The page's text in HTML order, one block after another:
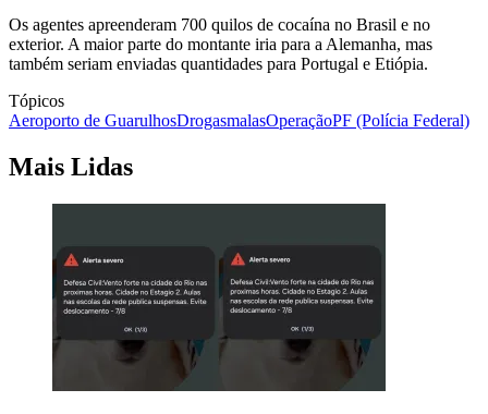
Os agentes apreenderam 700 quilos de cocaína no Brasil e no
exterior. A maior parte do montante iria para a Alemanha, mas
também seriam enviadas quantidades para Portugal e Etiópia.
Tópicos
Aeroporto de GuarulhosDrogasmalasOperaçãoPF (Polícia Federal)
Mais Lidas